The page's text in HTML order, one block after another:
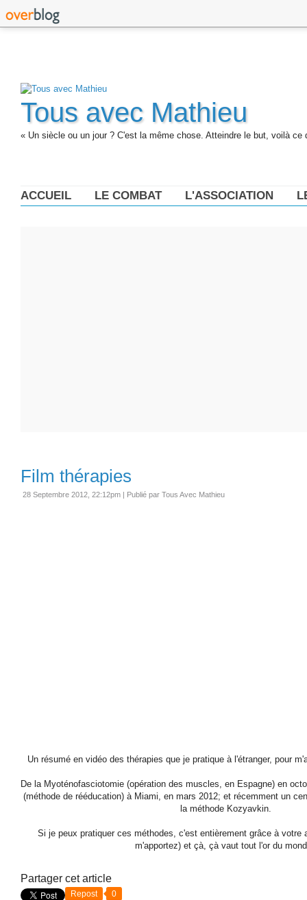
Tous avec Mathieu
« Un siècle ou un jour ? C'est la même chose. Atteindre le but, voilà ce
ACCUEIL LE COMBAT L'ASSOCIATION
Film thérapies
28 Septembre 2012, 22:12pm | Publié par Tous Avec Mathieu
Un résumé en vidéo des thérapies que je pratique à l'étranger, pour
De la Myoténofasciotomie (opération des muscles, en Espagne) en
(méthode de rééducation) à Miami, en mars 2012; et récemment un
la méthode Kozyavkin.
Si je peux pratiquer ces méthodes, c'est entièrement grâce à votre
m'apportez) et çà, çà vaut tout l'or du
Partager cet article
Repost 0